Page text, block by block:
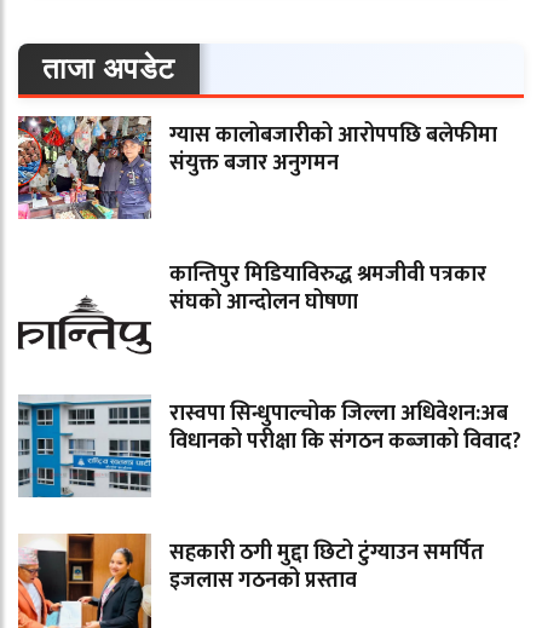
ताजा अपडेट
ग्यास कालोबजारीको आरोपपछि बलेफीमा
संयुक्त बजार अनुगमन
कान्तिपुर मिडियाविरुद्ध श्रमजीवी पत्रकार
संघको आन्दोलन घोषणा
रास्वपा सिन्धुपाल्चोक जिल्ला अधिवेशन:अब
विधानको परीक्षा कि संगठन कब्जाको विवाद?
सहकारी ठगी मुद्दा छिटो टुंग्याउन समर्पित
इजलास गठनको प्रस्ताव